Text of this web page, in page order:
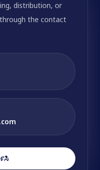
distribution, or
the contact